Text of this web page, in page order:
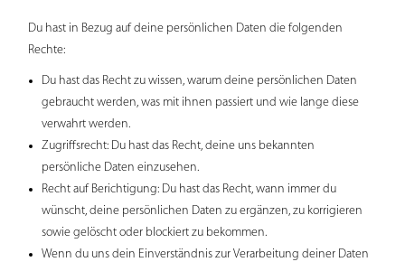
Du hast in Bezug auf deine persönlichen Daten die folgenden
Rechte:
Du hast das Recht zu wissen, warum deine persönlichen Daten
gebraucht werden, was mit ihnen passiert und wie lange diese
verwahrt werden.
Zugriffsrecht: Du hast das Recht, deine uns bekannten
persönliche Daten einzusehen.
Recht auf Berichtigung: Du hast das Recht, wann immer du
wünscht, deine persönlichen Daten zu ergänzen, zu korrigieren
sowie gelöscht oder blockiert zu bekommen.
Wenn du uns dein Einverständnis zur Verarbeitung deiner Daten